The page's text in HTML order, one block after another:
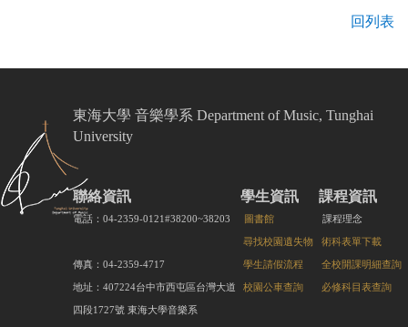
回列表
東海大學 音樂學系 Department of Music, Tunghai
University
聯絡資訊
電話：04-2359-0121#38200~38203
傳真：04-2359-4717
地址：407224台中市西屯區台灣大道
四段1727號 東海大學音樂系
學生資訊
圖書館
尋找校園遺失物
學生請假流程
校園公車查詢
課程資訊
課程理念
術科表單下載
全校開課明細查詢
必修科目表查詢